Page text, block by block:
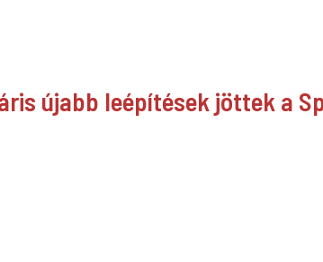
újabb leépítések jöttek a